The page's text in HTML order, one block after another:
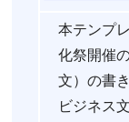
本テンプ
化祭開催
文）の書
ビジネス